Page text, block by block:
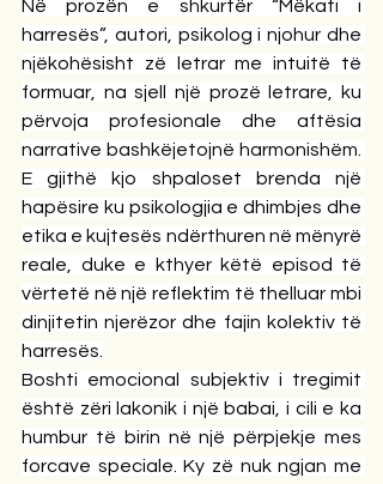
Në prozën e shkurtër “Mëkati i
harresës”, autori, psikolog i njohur dhe
njëkohësisht zë letrar me intuitë të
formuar, na sjell një prozë letrare, ku
përvoja profesionale dhe aftësia
narrative bashkëjetojnë harmonishëm.
E gjithë kjo shpaloset brenda një
hapësire ku psikologjia e dhimbjes dhe
etika e kujtesës ndërthuren në mënyrë
reale, duke e kthyer këtë episod të
vërtetë në një reflektim të thelluar mbi
dinjitetin njerëzor dhe fajin kolektiv të
harresës.
Boshti emocional subjektiv i tregimit
është zëri lakonik i një babai, i cili e ka
humbur të birin në një përpjekje mes
forcave speciale. Ky zë nuk ngjan me